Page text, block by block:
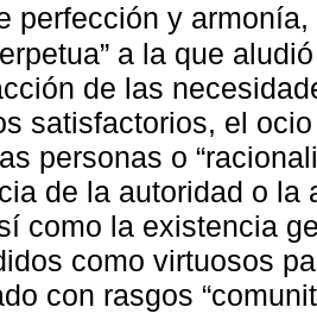
perfección y
a la que
de las
satisfactorios, el
personas o
de la autoridad o
como la existencia
como virtuosos
con rasgos